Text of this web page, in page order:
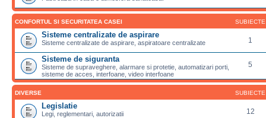
CONFORTUL SI SECURITATEA CASEI SUBIECTE
Sisteme centralizate de aspirare
Sisteme centralizate de aspirare, aspiratoare centralizate 1
Sisteme de siguranta
Sisteme de supraveghere, alarmare si protetie, automatizari porti,
sisteme de acces, interfoane, video interfoane
5
DIVERSE SUBIECTE
Legislatie
Legi, reglementari, autorizatii 12